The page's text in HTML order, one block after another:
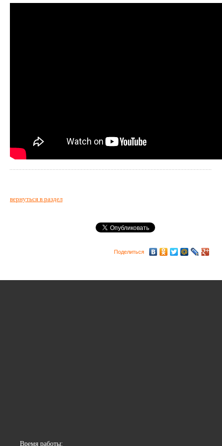
вернуться в раздел
Поделиться
Время работы: